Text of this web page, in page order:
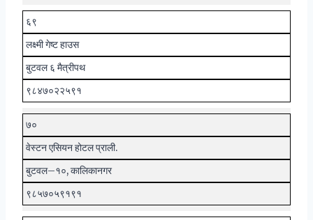
६९
लक्ष्मी गेष्ट हाउस
बुटवल ६ मैत्रीपथ
९८४७०२२५९१
७०
वेस्टन एसियन होटल प्राली.
बुटवल–१०, कालिकानगर
९८५७०५९१९१